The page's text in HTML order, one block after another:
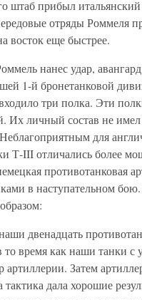
штаб прибыл
отряды Роммеля
восток еще быстрее.
нанес удар,
1-й бронетанковой
три полка. Эти
Их личный состав не
для
Т-III отличались более
противотанковая
в наступательном
двенадцать
время как наши танки
Затем
дала хорошие